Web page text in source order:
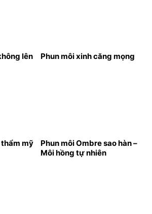
lên
Phun môi xinh căng mọng
mỹ
Phun môi Ombre sao hàn –
Môi hồng tự nhiên